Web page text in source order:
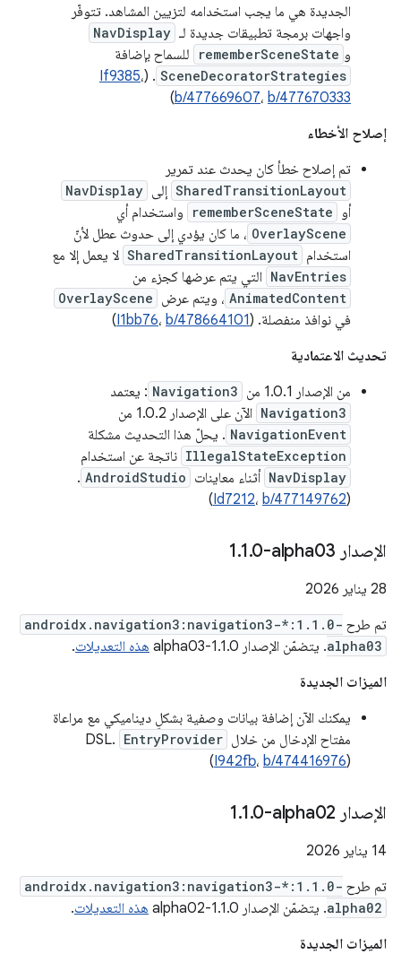
الجديدة هي ما يجب استخدامه لتزيين المشاهد. تتوفّر
واجهات برمجة تطبيقات جديدة لـ NavDisplay
و rememberSceneState للسماح بإضافة
SceneDecoratorStrategies
. (
If9385،
b/477669607، b/477670333
)
إصلاح الأخطاء
تم إصلاح خطأ كان يحدث عند تمرير
SharedTransitionLayout إلى NavDisplay
أو rememberSceneState واستخدام أي
OverlayScene ، ما كان يؤدي إلى حدوث عطل لأنّ
استخدام SharedTransitionLayout لا يعمل إلا مع
NavEntries التي يتم عرضها كجزء من
AnimatedContent ، ويتم عرض OverlayScene
في نوافذ منفصلة. ( I1bb76، b/478664101
)
تحديث الاعتمادية
من الإصدار 1.0.1 من
Navigation3 : يعتمد
Navigation3 الآن على الإصدار 1.0.2 من
NavigationEvent . يحلّ هذا التحديث مشكلة
IllegalStateException ناتجة عن استخدام
NavDisplay أثناء معاينات AndroidStudio
.
(
Id7212، b/477149762
)
الإصدار ‎1 .1.0-alpha03
‫28 يناير 2026
تم طرح androidx.navigation3:navigation3-*:1.1.0-
alpha03. يتضمّن الإصدار 1.1.0-alpha03 هذه التعديلات.
الميزات الجديدة
يمكنك الآن إضافة بيانات وصفية بشكلٍ ديناميكي مع مراعاة
مفتاح الإدخال من خلال EntryProvider
DSL.
(I942fb، b/474416976)
الإصدار ‎1 .1.0-alpha02
‫14 يناير 2026
تم طرح androidx.navigation3:navigation3-*:1.1.0-
alpha02. يتضمّن الإصدار 1.1.0-alpha02 هذه التعديلات.
الميزات الجديدة